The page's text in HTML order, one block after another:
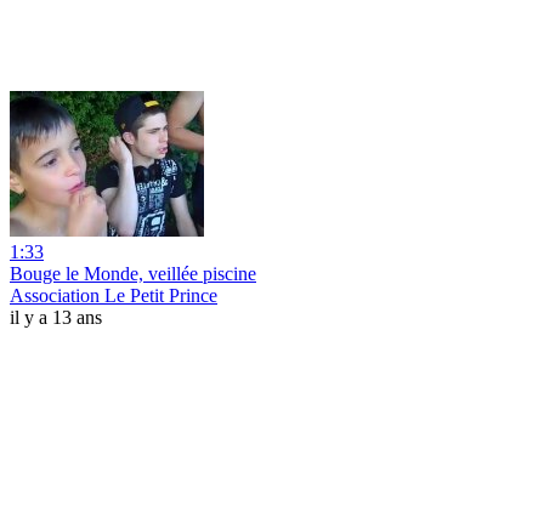
1:33
Bouge le Monde, veillée piscine
Association Le Petit Prince
il y a 13 ans